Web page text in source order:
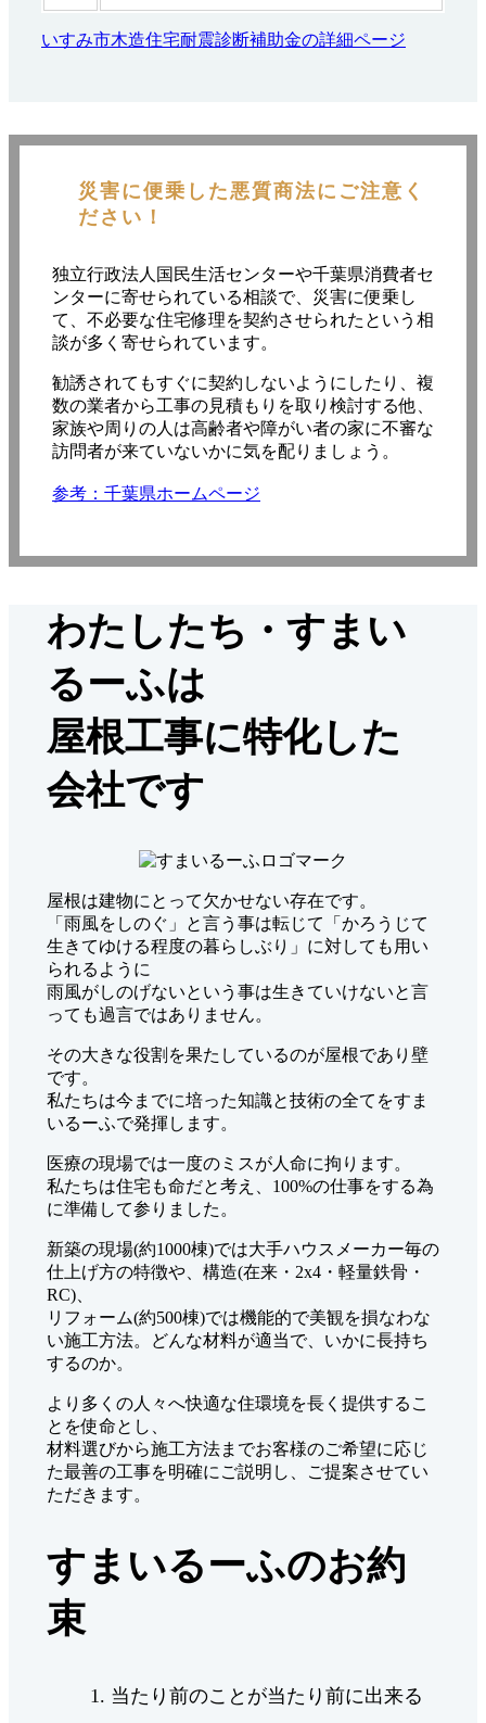
いすみ市木造住宅耐震診断補助金の詳細ページ
災害に便乗した悪質商法にご注意く
ださい！
独立行政法人国民生活センターや千葉県消費者セ
ンターに寄せられている相談で、災害に便乗し
て、不必要な住宅修理を契約させられたという相
談が多く寄せられています。
勧誘されてもすぐに契約しないようにしたり、複
数の業者から工事の見積もりを取り検討する他、
家族や周りの人は高齢者や障がい者の家に不審な
訪問者が来ていないかに気を配りましょう。
参考：千葉県ホームページ
わたしたち・すまい
るーふは
屋根工事に特化した
会社です
屋根は建物にとって欠かせない存在です。
「雨風をしのぐ」と言う事は転じて「かろうじて
生きてゆける程度の暮らしぶり」に対しても用い
られるように
雨風がしのげないという事は生きていけないと言
っても過言ではありません。
その大きな役割を果たしているのが屋根であり壁
です。
私たちは今までに培った知識と技術の全てをすま
いるーふで発揮します。
医療の現場では一度のミスが人命に拘ります。
私たちは住宅も命だと考え、100%の仕事をする為
に準備して参りました。
新築の現場(約1000棟)では大手ハウスメーカー毎の
仕上げ方の特徴や、構造(在来・2x4・軽量鉄骨・
RC)、
リフォーム(約500棟)では機能的で美観を損なわな
い施工方法。どんな材料が適当で、いかに長持ち
するのか。
より多くの人々へ快適な住環境を長く提供するこ
とを使命とし、
材料選びから施工方法までお客様のご希望に応じ
た最善の工事を明確にご説明し、ご提案させてい
ただきます。
すまいるーふのお約
束
当たり前のことが当たり前に出来る